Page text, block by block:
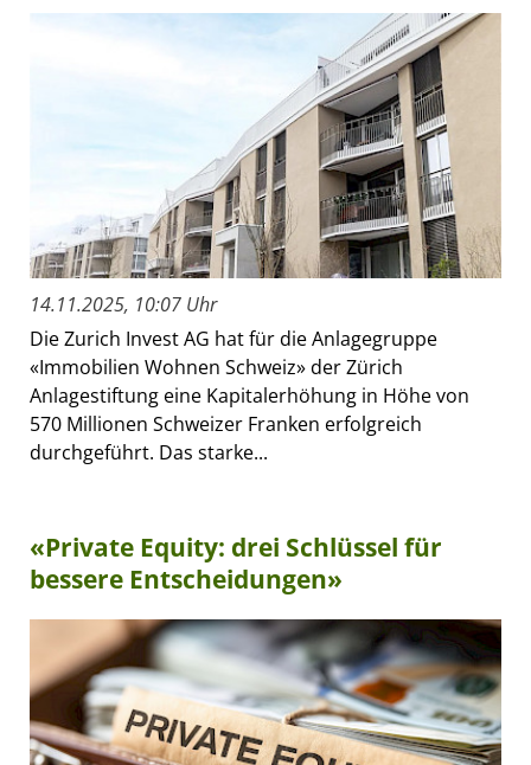
14.11.2025, 10:07 Uhr
Die Zurich Invest AG hat für die Anlagegruppe
«Immobilien Wohnen Schweiz» der Zürich
Anlagestiftung eine Kapitalerhöhung in Höhe von
570 Millionen Schweizer Franken erfolgreich
durchgeführt. Das starke...
«Private Equity: drei Schlüssel für
bessere Entscheidungen»